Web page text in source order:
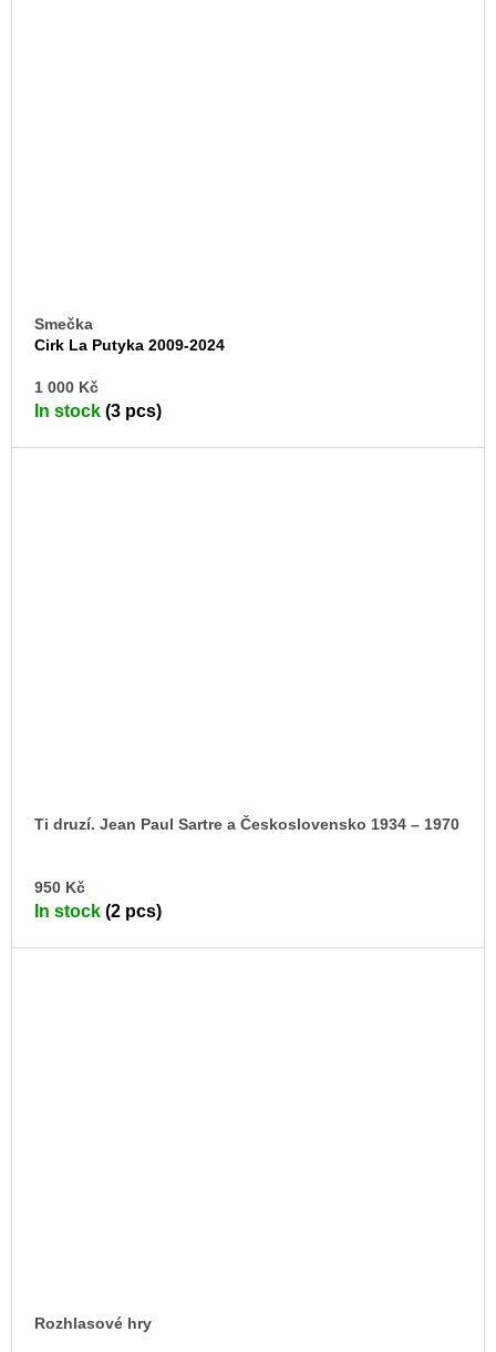
Smečka
Cirk La Putyka 2009-2024
1 000 Kč
In stock (3 pcs)
Ti druzí. Jean Paul Sartre a Československo 1934 – 1970
950 Kč
In stock (2 pcs)
Rozhlasové hry